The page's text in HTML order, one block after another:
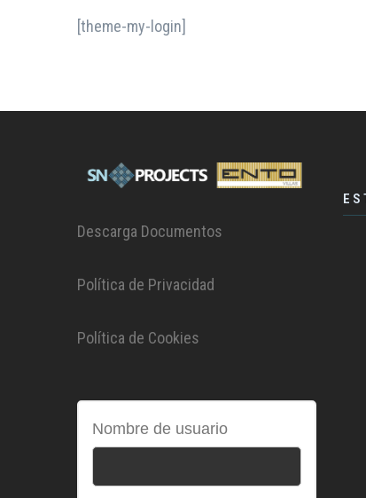
[theme-my-login]
Descarga Documentos
Política de Privacidad
Política de Cookies
Nombre de usuario